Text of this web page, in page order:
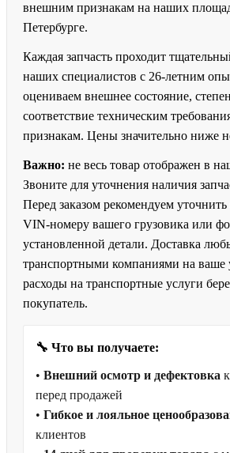
внешним признакам на наших
Петербурге.
Каждая запчасть проходит
наших специалистов с 26-летним
оцениваем внешнее состояние,
соответствие техническим
признакам. Цены значительно ниже
Важно: не весь товар отображен в
Звоните для уточнения наличия
Перед заказом рекомендуем
VIN-номеру вашего грузовика или
установленной детали. Доставка
транспортными компаниями на ваше
расходы на транспортные услуги
покупатель.
🔧 Что вы получаете:
• Внешний осмотр и дефектовка
перед продажей
• Гибкое и лояльное
клиентов